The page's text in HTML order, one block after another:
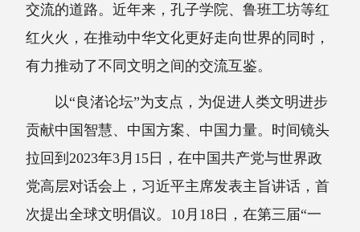
交流的道路。近年来，孔子学院、鲁班工坊等红
红火火，在推动中华文化更好走向世界的同时，
有力推动了不同文明之间的交流互鉴。
以“良渚论坛”为支点，为促进人类文明进步
贡献中国智慧、中国方案、中国力量。时间镜头
拉回到2023年3月15日，在中国共产党与世界政
党高层对话会上，习近平主席发表主旨讲话，首
次提出全球文明倡议。10月18日，在第三届“一